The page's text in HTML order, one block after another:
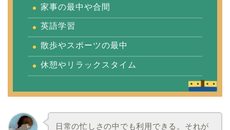
家事の最中や合間
英語学習
散歩やスポーツの最中
休憩やリラックスタイム
日常の忙しさの中でも利用できる。それが